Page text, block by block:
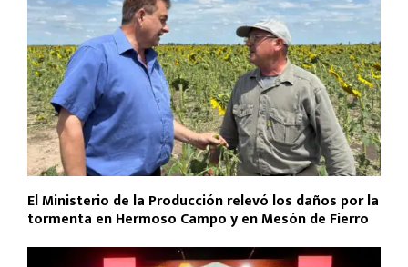
El Ministerio de la Producción relevó los daños por la
tormenta en Hermoso Campo y en Mesón de Fierro